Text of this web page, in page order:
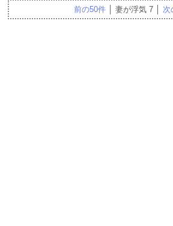
前の50件 │ 妻が浮気 7 │ 次